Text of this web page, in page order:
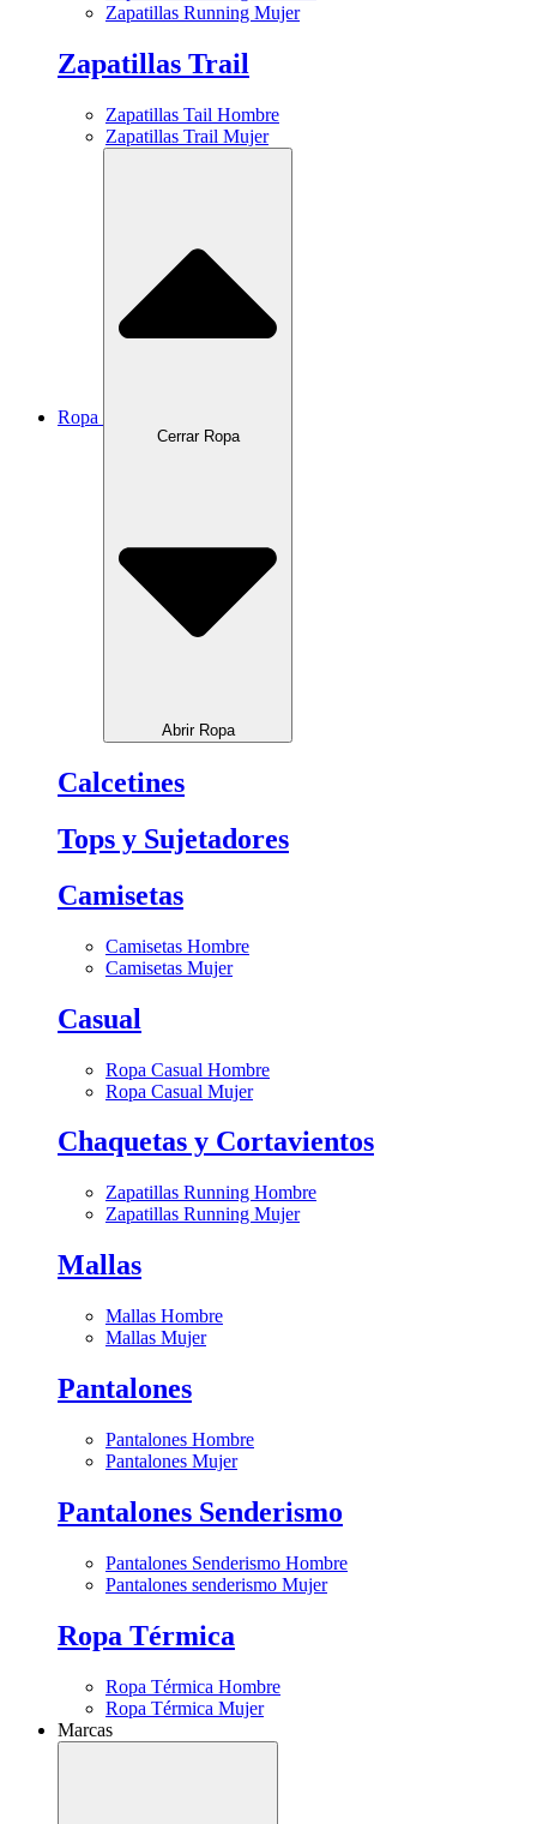
Zapatillas Running Mujer
Zapatillas Trail
Zapatillas Tail Hombre
Zapatillas Trail Mujer
Ropa
Cerrar Ropa
Abrir Ropa
Calcetines
Tops y Sujetadores
Camisetas
Camisetas Hombre
Camisetas Mujer
Casual
Ropa Casual Hombre
Ropa Casual Mujer
Chaquetas y Cortavientos
Zapatillas Running Hombre
Zapatillas Running Mujer
Mallas
Mallas Hombre
Mallas Mujer
Pantalones
Pantalones Hombre
Pantalones Mujer
Pantalones Senderismo
Pantalones Senderismo Hombre
Pantalones senderismo Mujer
Ropa Térmica
Ropa Térmica Hombre
Ropa Térmica Mujer
Marcas